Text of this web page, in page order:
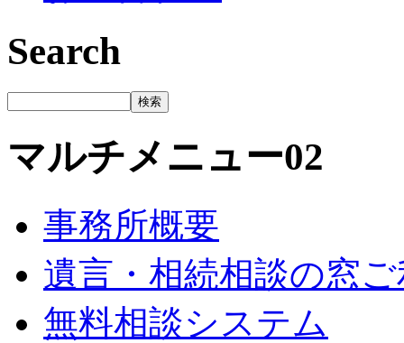
Search
マルチメニュー02
事務所概要
遺言・相続相談の窓
無料相談システム